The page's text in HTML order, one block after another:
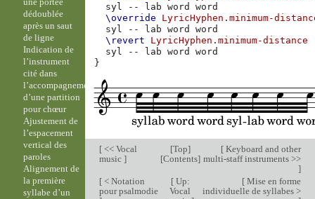
syl
-- lab word
\override
LyricHyphen .minimum-
syl
-- lab word
\revert
LyricHyphen .minimum-distance
syl
-- lab word
}
[<< Vocal
music ]
[Top]
[Contents]
[Keyboard and other
multi-staff instruments >>
]
[< Notation
pour psalmodie
[Up:
Vocal
[Mise en forme
individuelle de syllabes >
dédoublée
après un saut
de ligne
Indication de
l’instrument
cité dans
l’accompagnement
d’une partition
pour chœur
Ajustement de
l’espacement
vertical des
paroles
Alignement de
la première
syllabe d’un